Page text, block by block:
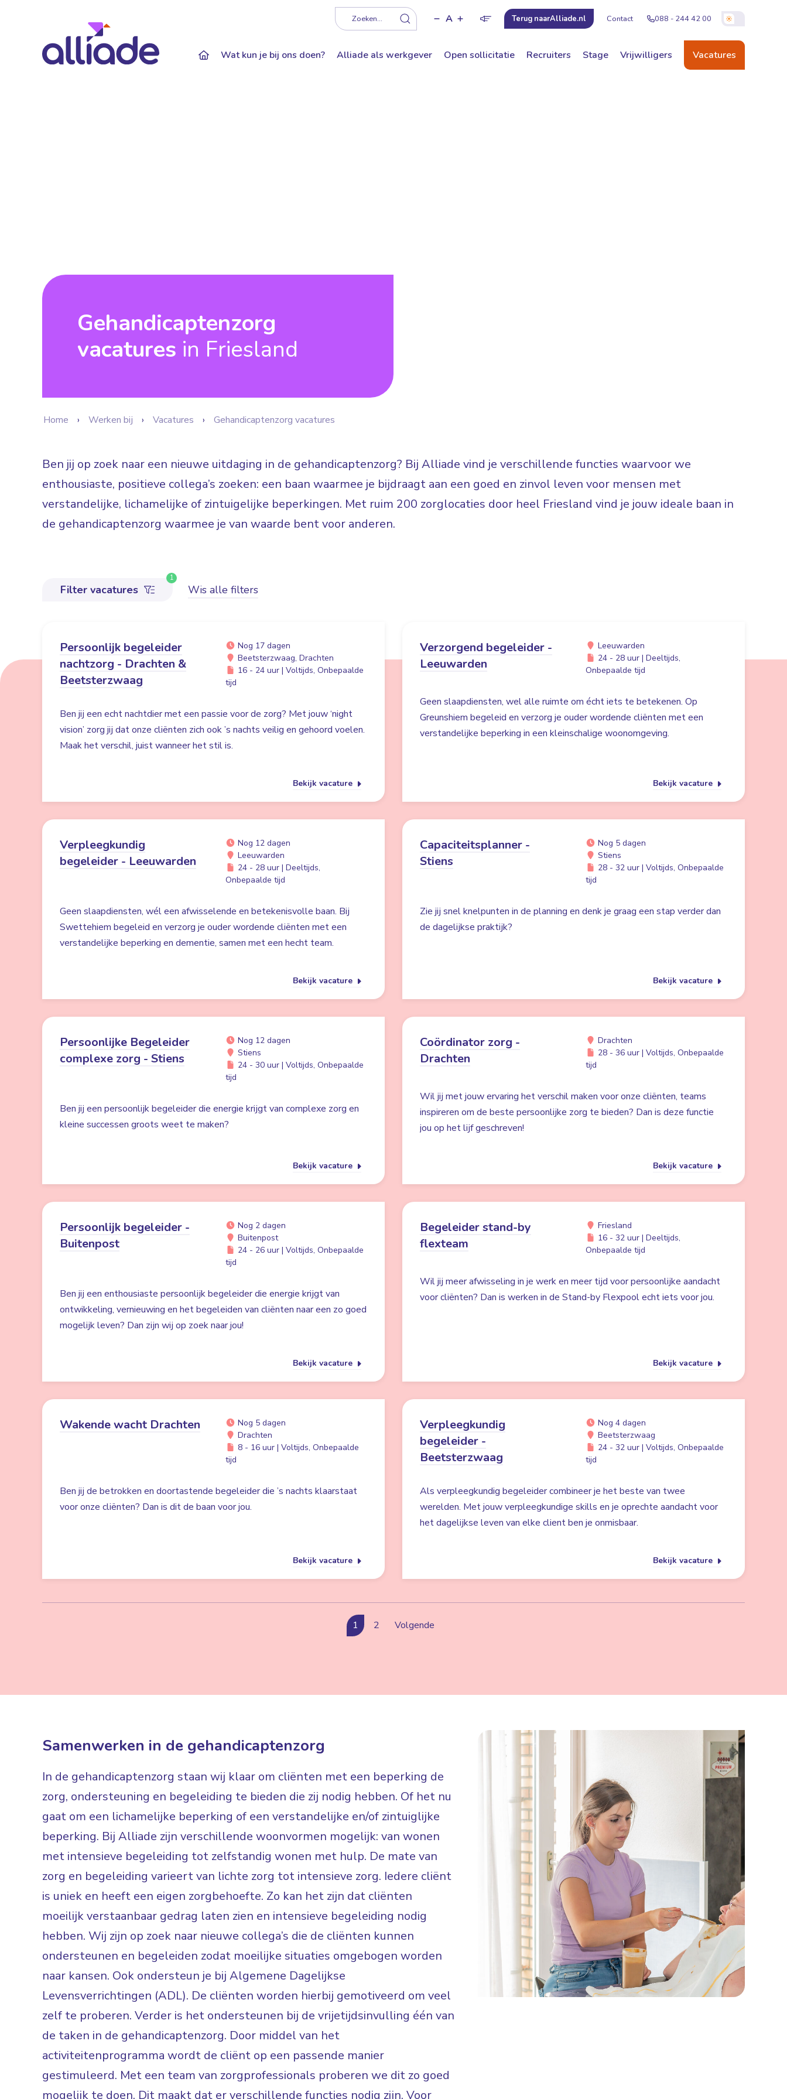
Zoeken... A Terug naarAlliade.nl Contact 088 - 244 42 00
Wat kun je bij ons doen? Alliade als werkgever Open sollicitatie Recruiters Stage Vrijwilligers Vacatures
Gehandicaptenzorg
vacatures in Friesland
Home Werken bij Vacatures Gehandicaptenzorg vacatures
Ben jij op zoek naar een nieuwe uitdaging in de gehandicaptenzorg? Bij Alliade vind je verschillende functies waarvoor we
enthousiaste, positieve collega’s zoeken: een baan waarmee je bijdraagt aan een goed en zinvol leven voor mensen met
verstandelijke, lichamelijke of zintuigelijke beperkingen. Met ruim 200 zorglocaties door heel Friesland vind je jouw ideale baan in
de gehandicaptenzorg waarmee je van waarde bent voor anderen.
Filter vacatures
1
Wis alle filters
Persoonlijk begeleider
nachtzorg - Drachten &
Beetsterzwaag
Nog 17 dagen
Beetsterzwaag, Drachten
16 - 24 uur | Voltijds, Onbepaalde
tijd
Ben jij een echt nachtdier met een passie voor de zorg? Met jouw ‘night
vision’ zorg jij dat onze cliënten zich ook ’s nachts veilig en gehoord voelen.
Maak het verschil, juist wanneer het stil is.
Bekijk vacature
Verzorgend begeleider -
Leeuwarden
Leeuwarden
24 - 28 uur | Deeltijds,
Onbepaalde tijd
Geen slaapdiensten, wel alle ruimte om écht iets te betekenen. Op
Greunshiem begeleid en verzorg je ouder wordende cliënten met een
verstandelijke beperking in een kleinschalige woonomgeving.
Bekijk vacature
Verpleegkundig
begeleider - Leeuwarden
Nog 12 dagen
Leeuwarden
24 - 28 uur | Deeltijds,
Onbepaalde tijd
Geen slaapdiensten, wél een afwisselende en betekenisvolle baan. Bij
Swettehiem begeleid en verzorg je ouder wordende cliënten met een
verstandelijke beperking en dementie, samen met een hecht team.
Bekijk vacature
Capaciteitsplanner -
Stiens
Nog 5 dagen
Stiens
28 - 32 uur | Voltijds, Onbepaalde
tijd
Zie jij snel knelpunten in de planning en denk je graag een stap verder dan
de dagelijkse praktijk?
Bekijk vacature
Persoonlijke Begeleider
complexe zorg - Stiens
Nog 12 dagen
Stiens
24 - 30 uur | Voltijds, Onbepaalde
tijd
Ben jij een persoonlijk begeleider die energie krijgt van complexe zorg en
kleine successen groots weet te maken?
Bekijk vacature
Coördinator zorg -
Drachten
Drachten
28 - 36 uur | Voltijds, Onbepaalde
tijd
Wil jij met jouw ervaring het verschil maken voor onze cliënten, teams
inspireren om de beste persoonlijke zorg te bieden? Dan is deze functie
jou op het lijf geschreven!
Bekijk vacature
Persoonlijk begeleider -
Buitenpost
Nog 2 dagen
Buitenpost
24 - 26 uur | Voltijds, Onbepaalde
tijd
Ben jij een enthousiaste persoonlijk begeleider die energie krijgt van
ontwikkeling, vernieuwing en het begeleiden van cliënten naar een zo goed
mogelijk leven? Dan zijn wij op zoek naar jou!
Bekijk vacature
Begeleider stand-by
flexteam
Friesland
16 - 32 uur | Deeltijds,
Onbepaalde tijd
Wil jij meer afwisseling in je werk en meer tijd voor persoonlijke aandacht
voor cliënten? Dan is werken in de Stand-by Flexpool echt iets voor jou.
Bekijk vacature
Wakende wacht Drachten
Nog 5 dagen
Drachten
8 - 16 uur | Voltijds, Onbepaalde
tijd
Ben jij de betrokken en doortastende begeleider die ’s nachts klaarstaat
voor onze cliënten? Dan is dit de baan voor jou.
Bekijk vacature
Verpleegkundig
begeleider -
Beetsterzwaag
Nog 4 dagen
Beetsterzwaag
24 - 32 uur | Voltijds, Onbepaalde
tijd
Als verpleegkundig begeleider combineer je het beste van twee
werelden. Met jouw verpleegkundige skills en je oprechte aandacht voor
het dagelijkse leven van elke client ben je onmisbaar.
Bekijk vacature
1 2 Volgende
Samenwerken in de gehandicaptenzorg
In de gehandicaptenzorg staan wij klaar om cliënten met een beperking de
zorg, ondersteuning en begeleiding te bieden die zij nodig hebben. Of het nu
gaat om een lichamelijke beperking of een verstandelijke en/of zintuiglijke
beperking. Bij Alliade zijn verschillende woonvormen mogelijk: van wonen
met intensieve begeleiding tot zelfstandig wonen met hulp. De mate van
zorg en begeleiding varieert van lichte zorg tot intensieve zorg. Iedere cliënt
is uniek en heeft een eigen zorgbehoefte. Zo kan het zijn dat cliënten
moeilijk verstaanbaar gedrag laten zien en intensieve begeleiding nodig
hebben. Wij zijn op zoek naar nieuwe collega’s die de cliënten kunnen
ondersteunen en begeleiden zodat moeilijke situaties omgebogen worden
naar kansen. Ook ondersteun je bij Algemene Dagelijkse
Levensverrichtingen (ADL). De cliënten worden hierbij gemotiveerd om veel
zelf te proberen. Verder is het ondersteunen bij de vrijetijdsinvulling één van
de taken in de gehandicaptenzorg. Door middel van het
activiteitenprogramma wordt de cliënt op een passende manier
gestimuleerd. Met een team van zorgprofessionals proberen we dit zo goed
mogelijk te doen. Dit maakt dat er verschillende functies nodig zijn. Voor